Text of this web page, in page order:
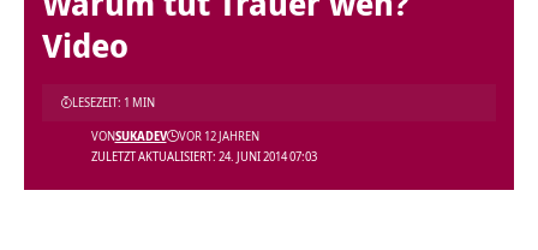
Video
ZULETZT AKTUALISIERT: 24. JUNI 2014 07:03
VONSUKADEV VOR 12 JAHREN
LESEZEIT: 1 MIN